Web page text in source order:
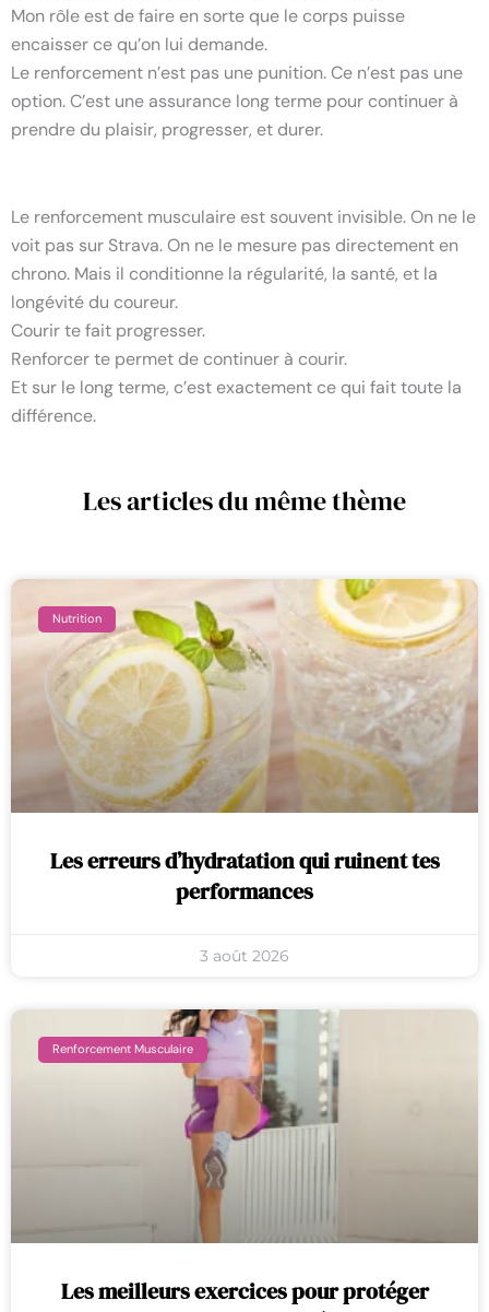
Mon rôle est de faire en sorte que le corps puisse
encaisser ce qu’on lui demande.
Le renforcement n’est pas une punition. Ce n’est pas une
option. C’est une assurance long terme pour continuer à
prendre du plaisir, progresser, et durer.
Le renforcement musculaire est souvent invisible. On ne le
voit pas sur Strava. On ne le mesure pas directement en
chrono. Mais il conditionne la régularité, la santé, et la
longévité du coureur.
Courir te fait progresser.
Renforcer te permet de continuer à courir.
Et sur le long terme, c’est exactement ce qui fait toute la
différence.
Les articles du même thème
Nutrition
Les erreurs d’hydratation qui ruinent tes
performances
3 août 2026
Renforcement Musculaire
Les meilleurs exercices pour protéger